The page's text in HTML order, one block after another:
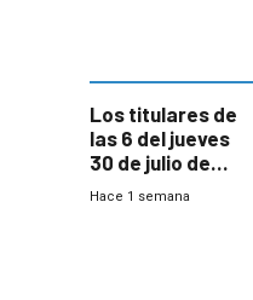
Los titulares de
las 6 del jueves
30 de julio de
2026
Hace 1 semana